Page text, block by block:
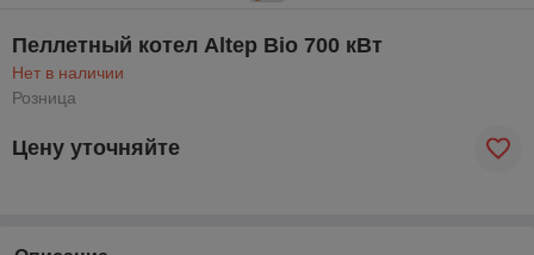
Пеллетный котел Altep Bio 700 кВт
Нет в наличии
Розница
Цену уточняйте